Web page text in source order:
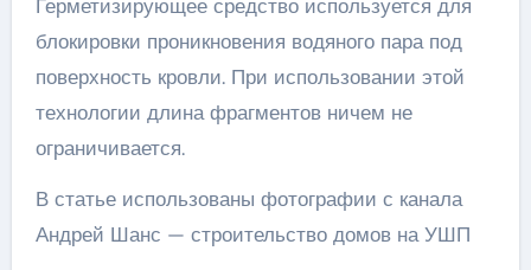
Герметизирующее средство используется для
блокировки проникновения водяного пара под
поверхность кровли. При использовании этой
технологии длина фрагментов ничем не
ограничивается.
В статье использованы фотографии с канала
Андрей Шанс — строительство домов на УШП